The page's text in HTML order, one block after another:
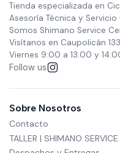
Tienda especializada en
Asesoría Técnica y
Somos Shimano Service
Visítanos en Caupolicán
Viernes 9:00 a 13:00 y
Follow us
Sobre Nosotros
Contacto
TALLER | SHIMANO SERVICE